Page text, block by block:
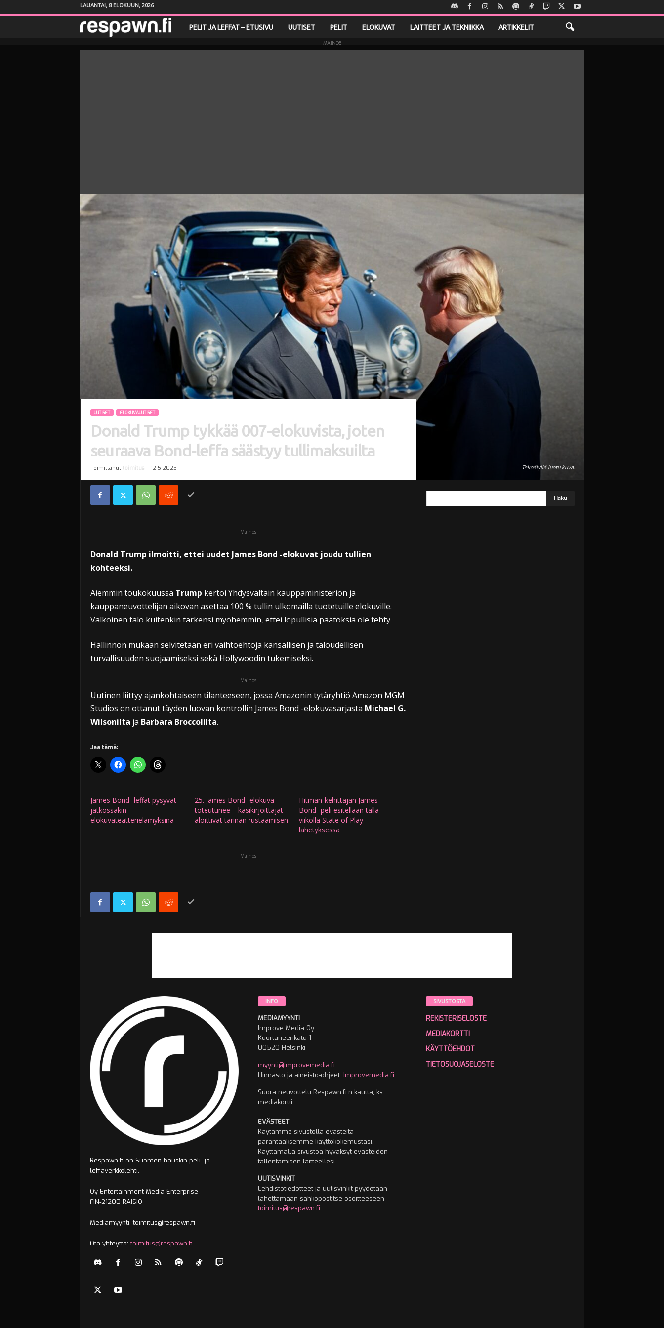
LAUANTAI, 8 ELOKUUN, 2026
e
i
PELIT JA LEFFAT – ETUSIVU UUTISET PELIT ELOKUVAT LAITTEET JA TEKNIIKKA ARTIKKELIT
MAINOS
Tekoälyllä luotu kuva.
UUTISET ELOKUVAUUTISET
Donald Trump tykkää 007-elokuvista, joten
seuraava Bond-leffa säästyy tullimaksuilta
Toimittanut toimitus- 12.5.2025
Mainos
Donald Trump ilmoitti, ettei uudet James Bond -elokuvat joudu tullien
kohteeksi.
Aiemmin toukokuussa Trump kertoi Yhdysvaltain kauppaministeriön ja
kauppaneuvottelijan aikovan asettaa 100 % tullin ulkomailla tuotetuille elokuville.
Valkoinen talo kuitenkin tarkensi myöhemmin, ettei lopullisia päätöksiä ole tehty.
Hallinnon mukaan selvitetään eri vaihtoehtoja kansallisen ja taloudellisen
turvallisuuden suojaamiseksi sekä Hollywoodin tukemiseksi.
Mainos
Uutinen liittyy ajankohtaiseen tilanteeseen, jossa Amazonin tytäryhtiö Amazon MGM
Studios on ottanut täyden luovan kontrollin James Bond -elokuvasarjasta Michael G.
Wilsonilta ja Barbara Broccolilta.
Jaa tämä:
James Bond -leffat pysyvät
jatkossakin
elokuvateatterielämyksinä
25. James Bond -elokuva
toteutunee – käsikirjoittajat
aloittivat tarinan rustaamisen
Hitman-kehittäjän James
Bond -peli esitellään tällä
viikolla State of Play -
lähetyksessä
Mainos
Respawn.fi on Suomen hauskin peli- ja
leffaverkkolehti.
Oy Entertainment Media Enterprise
FIN-21200 RAISIO
Mediamyynti, toimitus@respawn.fi
Ota yhteyttä:toimitus@respawn.fi
INFO
MEDIAMYYNTI
Improve Media Oy
Kuortaneenkatu 1
00520 Helsinki
myynti@improvemedia.fi
Hinnasto ja aineisto-ohjeet: Improvemedia.fi
Suora neuvottelu Respawn.fi:n kautta, ks.
mediakortti
EVÄSTEET
Käytämme sivustolla evästeitä
parantaaksemme käyttökokemustasi.
Käyttämällä sivustoa hyväksyt evästeiden
tallentamisen laitteellesi.
UUTISVINKIT
Lehdistötiedotteet ja uutisvinkit pyydetään
lähettämään sähköpostitse osoitteeseen
toimitus@respawn.fi
SIVUSTOSTA
REKISTERISELOSTE
MEDIAKORTTI
KÄYTTÖEHDOT
TIETOSUOJASELOSTE